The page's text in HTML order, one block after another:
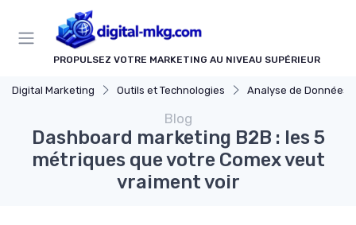
PROPULSEZ VOTRE MARKETING AU NIVEAU SUPÉRIEUR
Digital Marketing Outils et Technologies Analyse de Données et Mesure de
Blog
Dashboard marketing B2B : les 5
métriques que votre Comex veut
vraiment voir
Panneau de gestion des cookies